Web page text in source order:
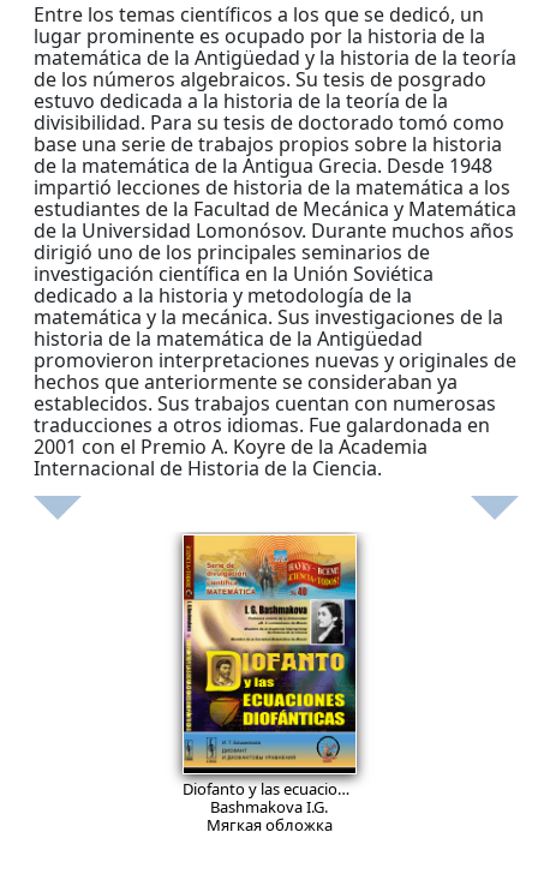
Entre los temas científicos a los que se dedicó, un
lugar prominente es ocupado por la historia de la
matemática de la Antigüedad y la historia de la teoría
de los números algebraicos. Su tesis de posgrado
estuvo dedicada a la historia de la teoría de la
divisibilidad. Para su tesis de doctorado tomó como
base una serie de trabajos propios sobre la historia
de la matemática de la Antigua Grecia. Desde 1948
impartió lecciones de historia de la matemática a los
estudiantes de la Facultad de Mecánica y Matemática
de la Universidad Lomonósov. Durante muchos años
dirigió uno de los principales seminarios de
investigación científica en la Unión Soviética
dedicado a la historia y metodología de la
matemática y la mecánica. Sus investigaciones de la
historia de la matemática de la Antigüedad
promovieron interpretaciones nuevas y originales de
hechos que anteriormente se consideraban ya
establecidos. Sus trabajos cuentan con numerosas
traducciones a otros idiomas. Fue galardonada en
2001 con el Premio A. Koyre de la Academia
Internacional de Historia de la Ciencia.
869₽
Diofanto y las ecuaciones diofánticas.
Bashmakova I.G.
Мягкая обложка